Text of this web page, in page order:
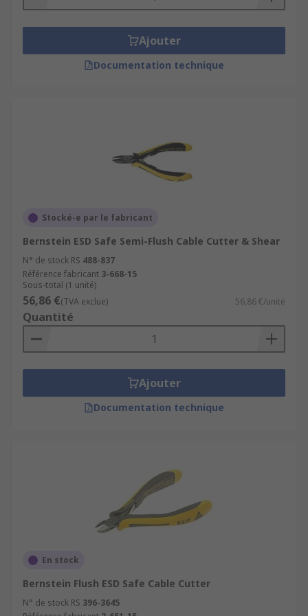
Ajouter
Documentation technique
Stocké-e par le fabricant
Bernstein ESD Safe Semi-Flush Cable Cutter & Shear
N° de stock RS 488-837
Référence fabricant 3-668-15
Sous-total (1 unité)
56,86 €(TVA exclue) 56,86 €/unité
Quantité
Ajouter
Documentation technique
En stock
Bernstein Flush ESD Safe Cable Cutter
N° de stock RS 396-3645